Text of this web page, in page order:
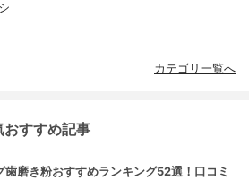
カテゴリ一覧へ
おすすめ記事
歯磨き粉おすすめランキング52選！口コミ